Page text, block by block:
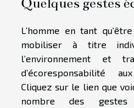
L’homme en tant
mobiliser à titre
l’environnement et
d’écoresponsabilité
Cliquez sur le lien que
nombre des